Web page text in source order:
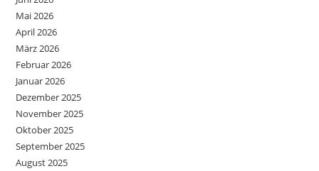
Mai 2026
April 2026
März 2026
Februar 2026
Januar 2026
Dezember 2025
November 2025
Oktober 2025
September 2025
August 2025